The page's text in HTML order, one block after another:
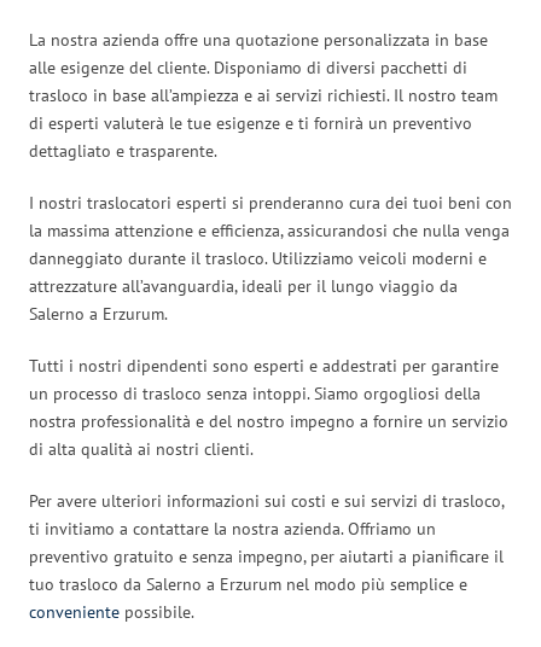
La nostra azienda offre una quotazione personalizzata in base
alle esigenze del cliente. Disponiamo di diversi pacchetti di
trasloco in base all’ampiezza e ai servizi richiesti. Il nostro team
di esperti valuterà le tue esigenze e ti fornirà un preventivo
dettagliato e trasparente.
I nostri traslocatori esperti si prenderanno cura dei tuoi beni con
la massima attenzione e efficienza, assicurandosi che nulla venga
danneggiato durante il trasloco. Utilizziamo veicoli moderni e
attrezzature all’avanguardia, ideali per il lungo viaggio da
Salerno a Erzurum.
Tutti i nostri dipendenti sono esperti e addestrati per garantire
un processo di trasloco senza intoppi. Siamo orgogliosi della
nostra professionalità e del nostro impegno a fornire un servizio
di alta qualità ai nostri clienti.
Per avere ulteriori informazioni sui costi e sui servizi di trasloco,
ti invitiamo a contattare la nostra azienda. Offriamo un
preventivo gratuito e senza impegno, per aiutarti a pianificare il
tuo trasloco da Salerno a Erzurum nel modo più semplice e
conveniente possibile.